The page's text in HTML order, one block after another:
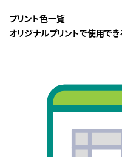
プリント色一覧
オリジナルプリントで使用で